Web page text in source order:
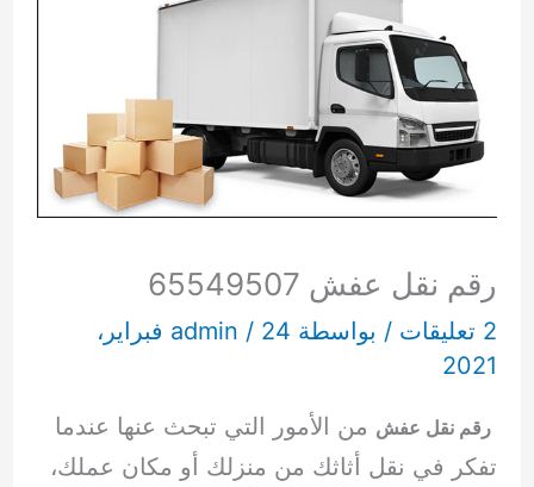
رقم نقل عفش 65549507
2 تعليقات / بواسطة admin /
24 فبراير،
2021
رقم نقل عفش من الأمور التي تبحث عنها عندما
تفكر في نقل أثاثك من منزلك أو مكان عملك،